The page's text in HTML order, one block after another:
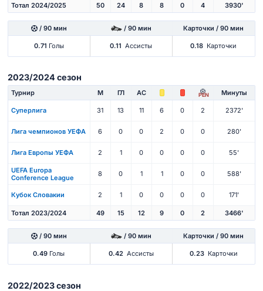
Тотал 2024/2025 50 24 8 8 0 4 3930'
/ 90 мин / 90 мин Карточки / 90 мин
0.71 Голы 0.11 Ассисты 0.18 Карточки
2023/2024 сезон
Турнир М ГЛ АС PEN Минуты
Суперлига 31 13 11 6 0 2 2372'
Лига чемпионов УЕФА 6 0 0 2 0 0 280'
Лига Европы УЕФА 2 1 0 0 0 0 55'
UEFA Europa
Conference League
8 0 1 1 0 0 588'
Кубок Словакии 2 1 0 0 0 0 171'
Тотал 2023/2024 49 15 12 9 0 2 3466'
/ 90 мин / 90 мин Карточки / 90 мин
0.49 Голы 0.42 Ассисты 0.23 Карточки
2022/2023 сезон